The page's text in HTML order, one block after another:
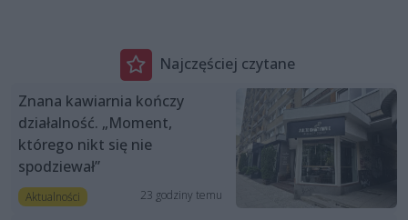
Najczęściej czytane
Znana kawiarnia kończy
działalność. „Moment,
którego nikt się nie
spodziewał”
Aktualności 23 godziny temu